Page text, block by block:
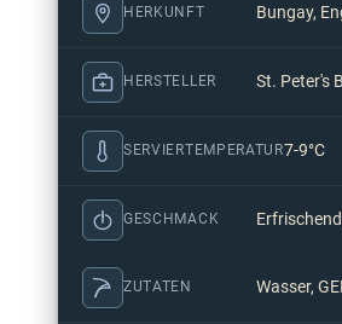
HERKUNFT Bungay,
HERSTELLER St. Peter's
SERVIERTEMPERATUR7-9°C
GESCHMACK
ZUTATEN Wasser,